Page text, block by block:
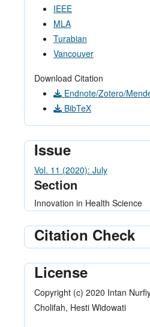
IEEE
MLA
Turabian
Vancouver
Download Citation
Endnote/Zotero/
BibTeX
Issue
Vol. 11 (2020): July
Section
Innovation in Health Science
Citation Check
License
Copyright (c) 2020 Intan
Cholifah, Hesti Widowati